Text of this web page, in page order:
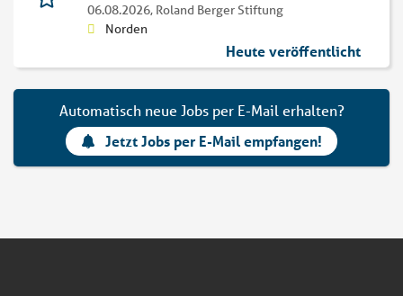
06.08.2026, Roland Berger Stiftung
Norden
Heute veröffentlicht
Automatisch neue Jobs per E-Mail erhalten?
Jetzt Jobs per E-Mail empfangen!